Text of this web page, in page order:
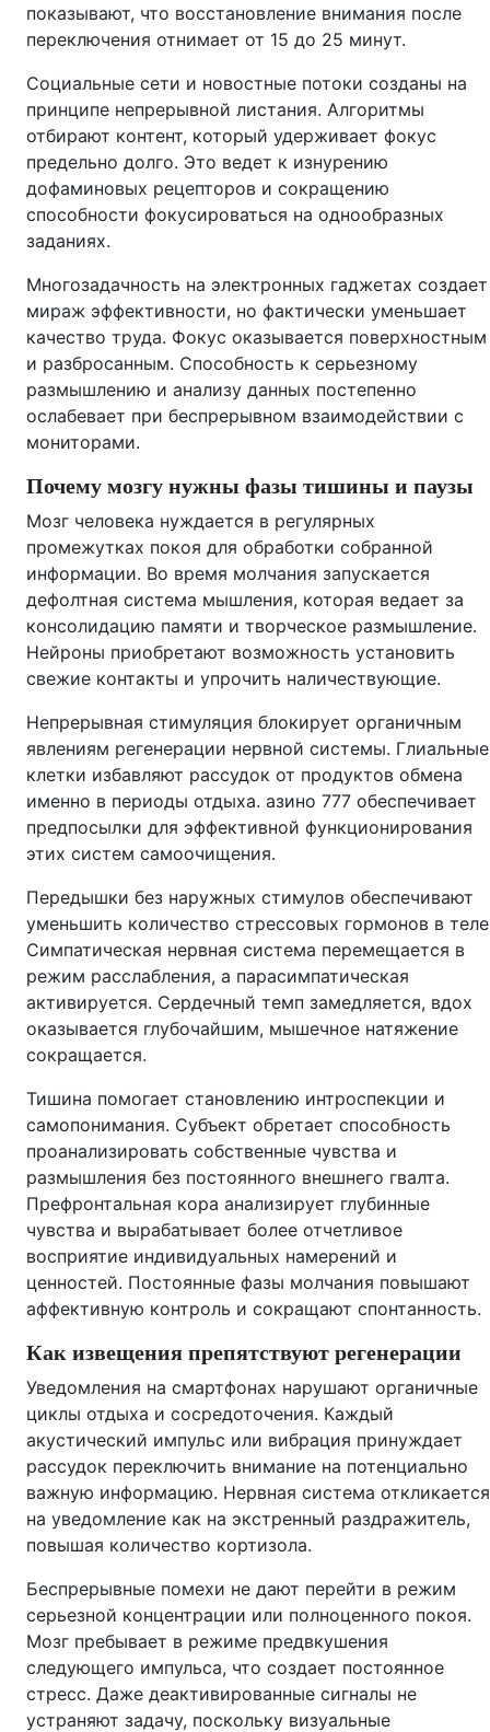
показывают, что восстановление внимания после
переключения отнимает от 15 до 25 минут.
Социальные сети и новостные потоки созданы на
принципе непрерывной листания. Алгоритмы
отбирают контент, который удерживает фокус
предельно долго. Это ведет к изнурению
дофаминовых рецепторов и сокращению
способности фокусироваться на однообразных
заданиях.
Многозадачность на электронных гаджетах создает
мираж эффективности, но фактически уменьшает
качество труда. Фокус оказывается поверхностным
и разбросанным. Способность к серьезному
размышлению и анализу данных постепенно
ослабевает при беспрерывном взаимодействии с
мониторами.
Почему мозгу нужны фазы тишины и паузы
Мозг человека нуждается в регулярных
промежутках покоя для обработки собранной
информации. Во время молчания запускается
дефолтная система мышления, которая ведает за
консолидацию памяти и творческое размышление.
Нейроны приобретают возможность установить
свежие контакты и упрочить наличествующие.
Непрерывная стимуляция блокирует органичным
явлениям регенерации нервной системы. Глиальные
клетки избавляют рассудок от продуктов обмена
именно в периоды отдыха. азино 777 обеспечивает
предпосылки для эффективной функционирования
этих систем самоочищения.
Передышки без наружных стимулов обеспечивают
уменьшить количество стрессовых гормонов в
Симпатическая нервная система перемещается в
режим расслабления, а парасимпатическая
активируется. Сердечный темп замедляется, вдох
оказывается глубочайшим, мышечное натяжение
сокращается.
Тишина помогает становлению интроспекции и
самопонимания. Субъект обретает способность
проанализировать собственные чувства и
размышления без постоянного внешнего гвалта.
Префронтальная кора анализирует глубинные
чувства и вырабатывает более отчетливое
восприятие индивидуальных намерений и
ценностей. Постоянные фазы молчания повышают
аффективную контроль и сокращают спонтанность.
Как извещения препятствуют регенерации
Уведомления на смартфонах нарушают органичные
циклы отдыха и сосредоточения. Каждый
акустический импульс или вибрация принуждает
рассудок переключить внимание на потенциально
важную информацию. Нервная система откликается
на уведомление как на экстренный раздражитель,
повышая количество кортизола.
Беспрерывные помехи не дают перейти в режим
серьезной концентрации или полноценного покоя.
Мозг пребывает в режиме предвкушения
следующего импульса, что создает постоянное
стресс. Даже деактивированные сигналы не
устраняют задачу, поскольку визуальные